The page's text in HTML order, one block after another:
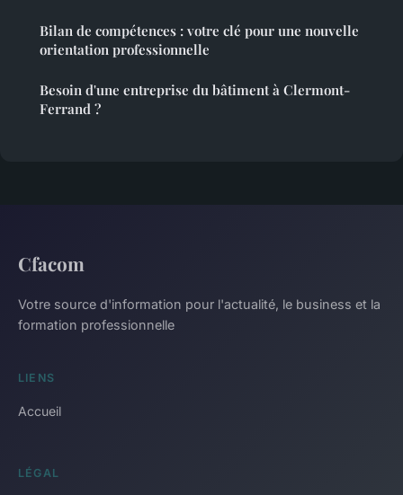
Bilan de compétences : votre clé pour une nouvelle
orientation professionnelle
Besoin d'une entreprise du bâtiment à Clermont-
Ferrand ?
Cfacom
Votre source d'information pour l'actualité, le business et la
formation professionnelle
LIENS
Accueil
LÉGAL